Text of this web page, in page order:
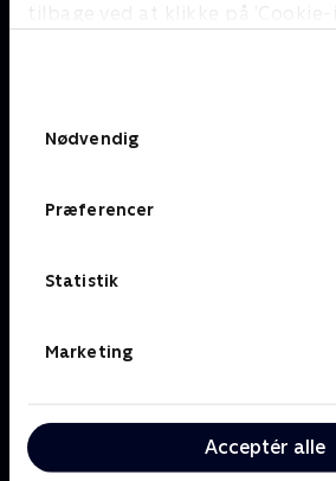
tilbage ved at klikke på ’Cookie-
Nødvendig
Præferencer
Statistik
Marketing
Acceptér alle
Yellowstone